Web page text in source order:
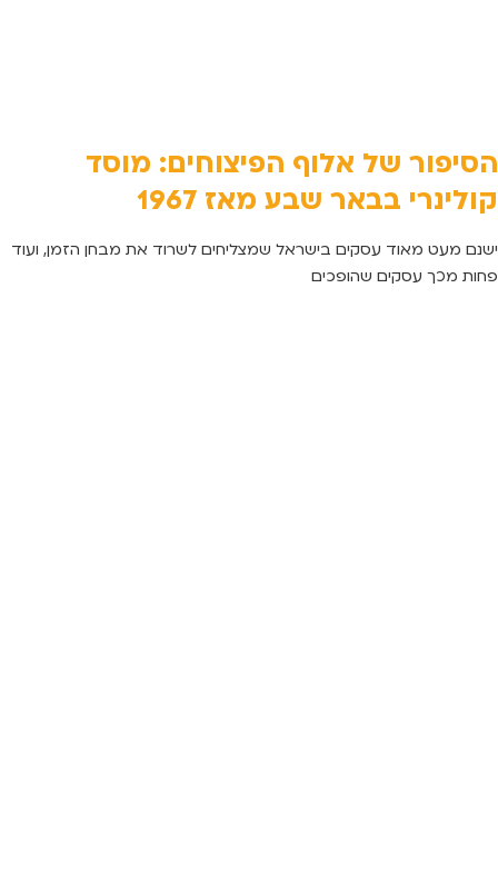
הסיפור של אלוף הפיצוחים: מוסד
קולינרי בבאר שבע מאז 1967
ישנם מעט מאוד עסקים בישראל שמצליחים לשרוד את מבחן הזמן, ועוד
פחות מכך עסקים שהופכים